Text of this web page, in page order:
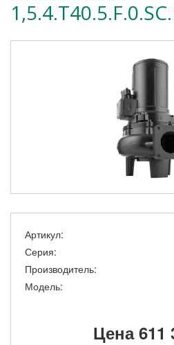
Артикул:
Серия:
Производитель:
Модель:
Цена611